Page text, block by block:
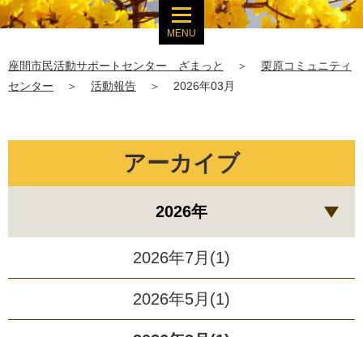
MENU
座間市民活動サポートセンター ざまっと ＞
栗原コミュニティ
センター
＞ 活動報告 ＞ 2026年03月
アーカイブ
2026年
2026年7月(1)
2026年5月(1)